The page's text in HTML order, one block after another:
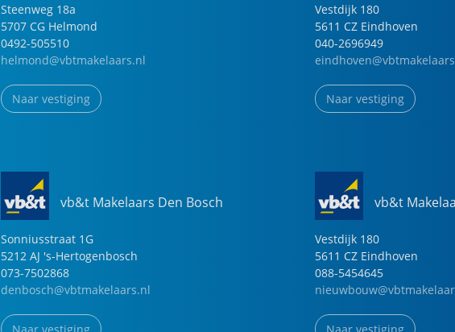
Steenweg 18a
5707 CG Helmond
0492-505510
helmond@vbtmakelaars.nl
Naar vestiging
Vestdijk 180
5611 CZ Eindhoven
040-2696949
Naar vestiging
vb&t Makelaars Den Bosch
Sonniusstraat 1G
5212 AJ 's-Hertogenbosch
073-7502868
denbosch@vbtmakelaars.nl
Naar vestiging
vb&t
Vestdijk 180
5611 CZ Eindhoven
088-5454645
Naar vestiging